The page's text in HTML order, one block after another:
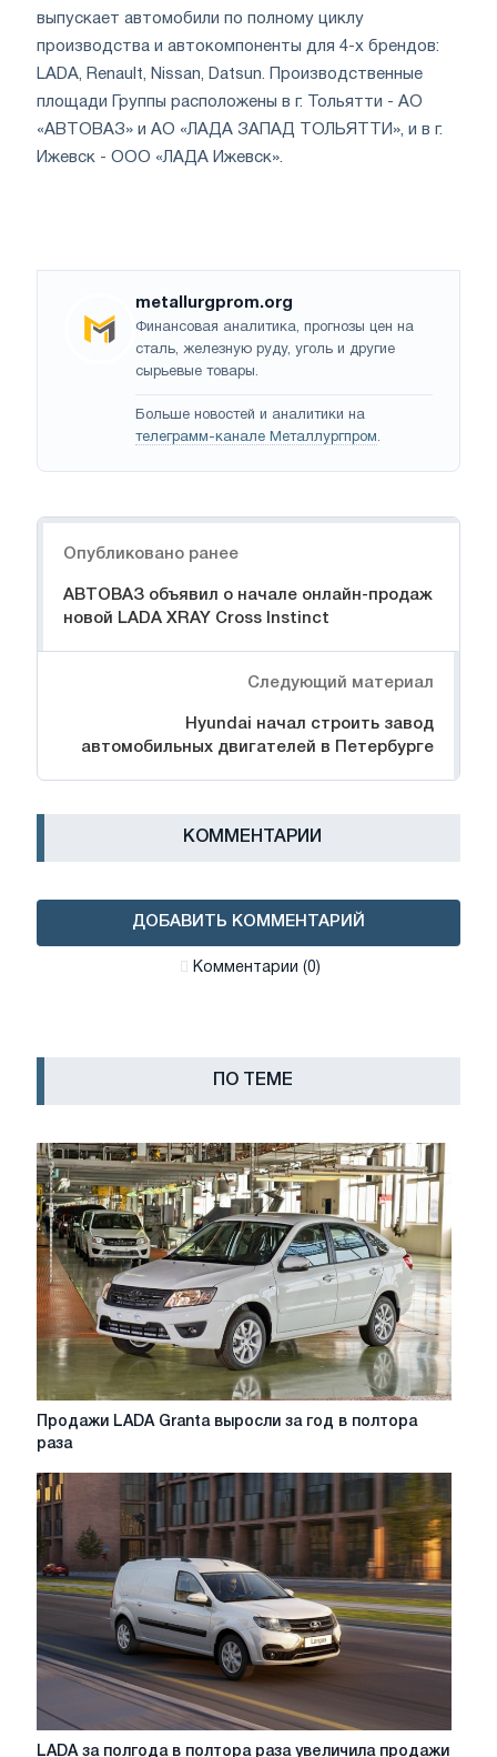
выпускает автомобили по полному циклу
производства и автокомпоненты для 4-х брендов:
LADA, Renault, Nissan, Datsun. Производственные
площади Группы расположены в г. Тольятти - АО
«АВТОВАЗ» и АО «ЛАДА ЗАПАД ТОЛЬЯТТИ», и в г.
Ижевск - ООО «ЛАДА Ижевск».
metallurgprom.org
Финансовая аналитика, прогнозы цен на
сталь, железную руду, уголь и другие
сырьевые товары.
Больше новостей и аналитики на
телеграмм-канале Металлургпром.
Опубликовано ранее
АВТОВАЗ объявил о начале онлайн-продаж
новой LADA XRAY Cross Instinct
Следующий материал
Hyundai начал строить завод
автомобильных двигателей в Петербурге
КОММЕНТАРИИ
ДОБАВИТЬ КОММЕНТАРИЙ
Комментарии (0)
ПО ТЕМЕ
Продажи
выросли
за
в
полтора
раза
Продажи LADA Granta выросли за год в полтора
раза
LADA
LADA за полгода в полтора раза увеличила продажи